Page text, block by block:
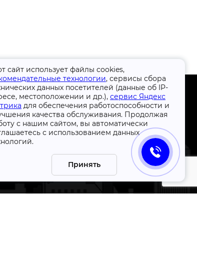
сайт использует файлы cookies,
технологии, сервисы сбора
данных посетителей (данные об IP-
местоположении и др.), сервис Яндекс
для обеспечения работоспособности и
качества обслуживания. Продолжая
с нашим сайтом, вы автоматически
с использованием данных
Принять
приложение
+7 (4832) 31-77-77